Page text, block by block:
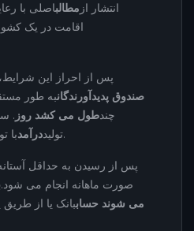
انتشار از مطالباصلی با
اقامت در یک
پس از احراز این شرایط،
صندوق پدیدآورندگانبه طور
چندطول می کشد روز .
تولیددرآمدبا .
پس از رسیدن به حداقل
صورت ماهانه انجام می شود.
می شوند حساببانک یا از طریق